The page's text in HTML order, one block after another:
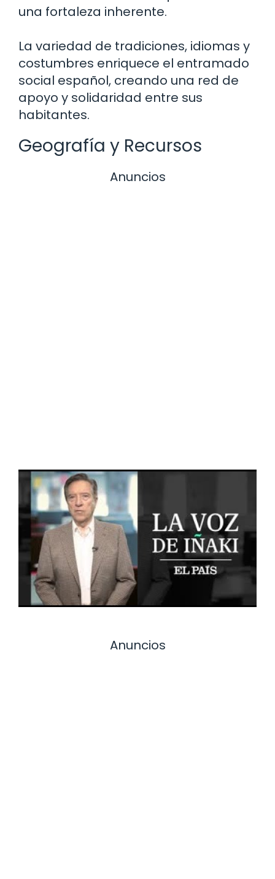
una fortaleza inherente.
La variedad de tradiciones, idiomas y
costumbres enriquece el entramado
social español, creando una red de
apoyo y solidaridad entre sus
habitantes.
Geografía y Recursos
Anuncios
Anuncios